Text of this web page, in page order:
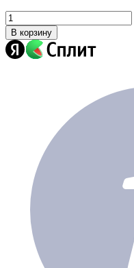
В корзину